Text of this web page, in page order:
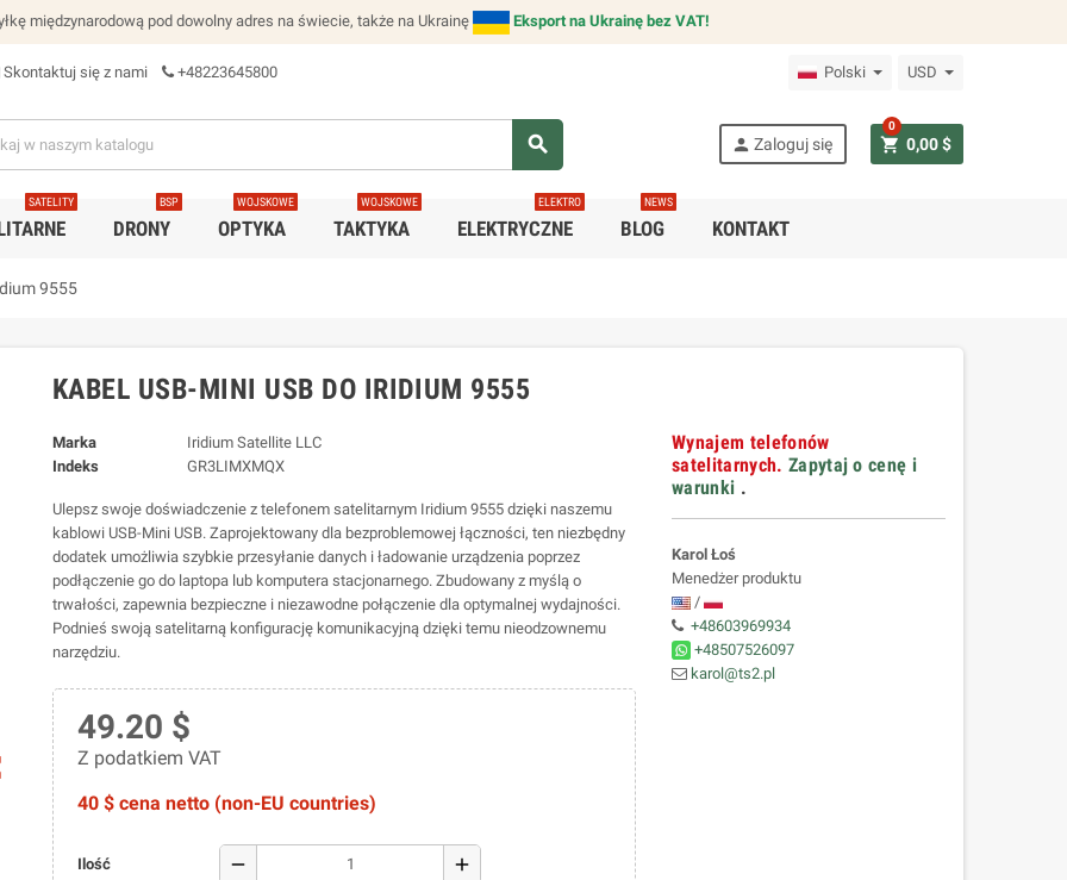
międzynarodową pod dowolny adres na świecie, także na Ukrainę Eksport na Ukrainę bez VAT!
Skontaktuj się z nami +48223645800 Polski USD
search person Zaloguj się shopping_cart 0,00 $
0
SATELITY
DRONY
BSP
OPTYKA
WOJSKOWE
TAKTYKA
WOJSKOWE
ELEKTRYCZNE
ELEKTRO
BLOG
NEWS
KONTAKT
9555
KABEL USB-MINI USB DO IRIDIUM 9555
Marka
Iridium Satellite LLC
Indeks
GR3LIMXMQX
Ulepsz swoje doświadczenie z telefonem satelitarnym Iridium 9555 dzięki naszemu
kablowi USB-Mini USB. Zaprojektowany dla bezproblemowej łączności, ten niezbędny
dodatek umożliwia szybkie przesyłanie danych i ładowanie urządzenia poprzez
podłączenie go do laptopa lub komputera stacjonarnego. Zbudowany z myślą o
trwałości, zapewnia bezpieczne i niezawodne połączenie dla optymalnej wydajności.
Podnieś swoją satelitarną konfigurację komunikacyjną dzięki temu nieodzownemu
narzędziu.
49.20 $
Z podatkiem VAT
40 $ cena netto (non-EU countries)
Ilość remove add
Wynajem telefonów
satelitarnych. Zapytaj o cenę i
warunki .
Karol Łoś
Menedżer produktu
/
+48603969934
+48507526097
karol@ts2.pl